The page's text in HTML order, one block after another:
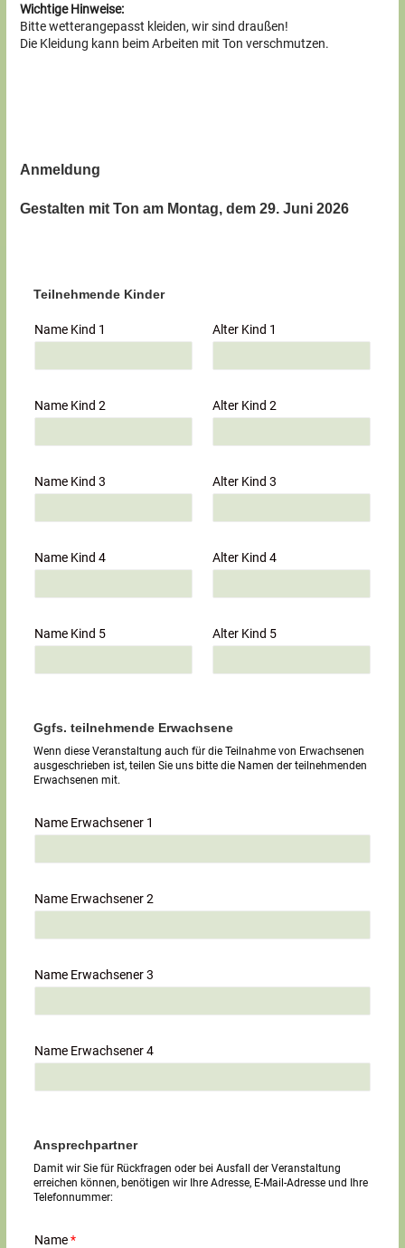
Wichtige Hinweise:
Bitte wetterangepasst kleiden, wir sind draußen!
Die Kleidung kann beim Arbeiten mit Ton verschmutzen.
Anmeldung
Gestalten mit Ton am Montag, dem 29. Juni 2026
Teilnehmende Kinder
Name Kind 1 Alter Kind 1
Name Kind 2 Alter Kind 2
Name Kind 3 Alter Kind 3
Name Kind 4 Alter Kind 4
Name Kind 5 Alter Kind 5
Ggfs. teilnehmende Erwachsene
Wenn diese Veranstaltung auch für die Teilnahme von Erwachsenen
ausgeschrieben ist, teilen Sie uns bitte die Namen der teilnehmenden
Erwachsenen mit.
Name Erwachsener 1
Name Erwachsener 2
Name Erwachsener 3
Name Erwachsener 4
Ansprechpartner
Damit wir Sie für Rückfragen oder bei Ausfall der Veranstaltung
erreichen können, benötigen wir Ihre Adresse, E-Mail-Adresse und Ihre
Telefonnummer:
Name*